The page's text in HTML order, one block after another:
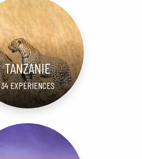
TANZANIE
34 EXPÉRIENCES